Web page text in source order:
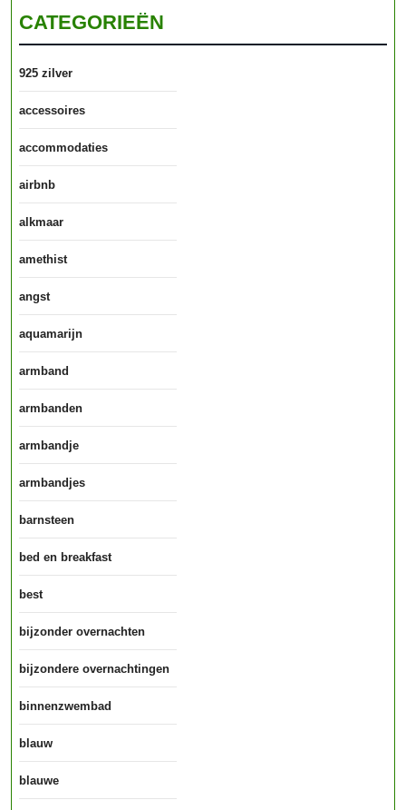
CATEGORIEËN
925 zilver
accessoires
accommodaties
airbnb
alkmaar
amethist
angst
aquamarijn
armband
armbanden
armbandje
armbandjes
barnsteen
bed en breakfast
best
bijzonder overnachten
bijzondere overnachtingen
binnenzwembad
blauw
blauwe